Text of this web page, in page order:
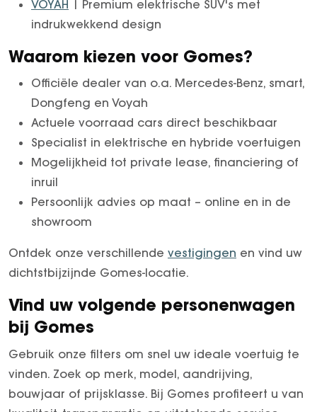
VOYAH | Premium elektrische SUV's met
indrukwekkend design
Waarom kiezen voor Gomes?
Officiële dealer van o.a. Mercedes-Benz, smart,
Dongfeng en Voyah
Actuele voorraad cars direct beschikbaar
Specialist in elektrische en hybride voertuigen
Mogelijkheid tot private lease, financiering of
inruil
Persoonlijk advies op maat – online en in de
showroom
Ontdek onze verschillende vestigingen en vind uw
dichtstbijzijnde Gomes-locatie.
Vind uw volgende personenwagen
bij Gomes
Gebruik onze filters om snel uw ideale voertuig te
vinden. Zoek op merk, model, aandrijving,
bouwjaar of prijsklasse. Bij Gomes profiteert u van